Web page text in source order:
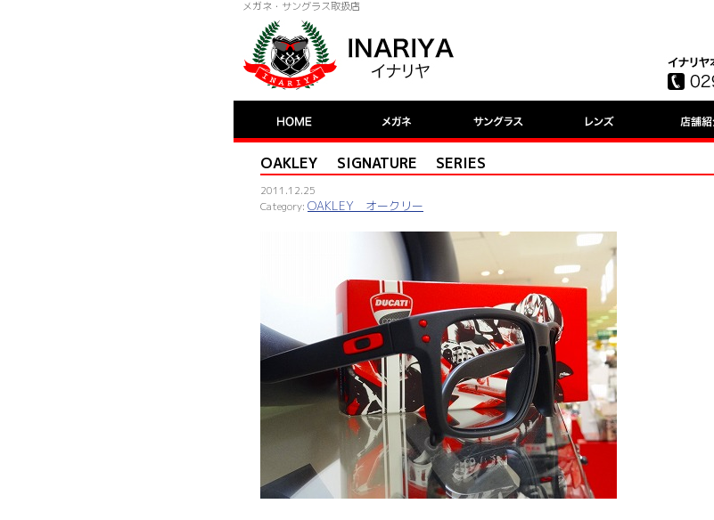
メガネ・サングラス取扱店
OAKLEY SIGNATURE SERIES
2011.12.25
OAKLEY オークリー